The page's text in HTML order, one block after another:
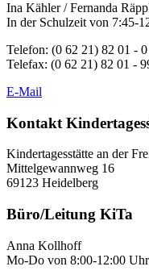
Ina Kähler / Fernanda
In der Schulzeit von 7:45-
Telefon: (0 62 21) 82 01 - 0
Telefax: (0 62 21) 82 01 -
E-Mail
Kontakt
Kindertagesstätte an der
Mittelgewannweg 16
69123 Heidelberg
Büro/Leitung KiTa
Anna Kollhoff
Mo-Do von 8:00-12:00